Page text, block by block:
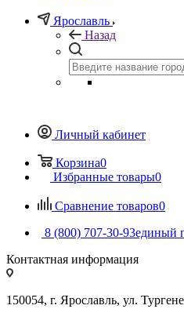
Ярославль
Назад
Личный кабинет
Корзина0
Избранные товары0
Сравнение товаров0
8 (800) 707-30-93единый
Контактная информация
150054, г. Ярославль, ул.